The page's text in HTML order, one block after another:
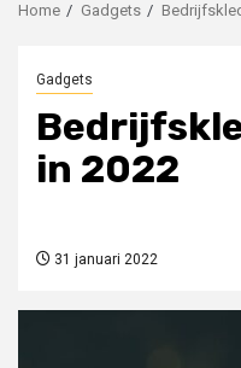
Home Gadgets
Gadgets
in 2022
31 januari 2022